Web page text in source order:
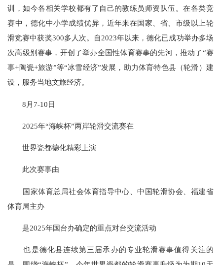
训，如今各相关学校都有了自己的教练员师资队伍。在各类竞
赛中，德化中小学成绩优异，近年来在国家、省、市级以上轮
滑竞赛中获奖300多人次。自2023年以来，德化已成功举办多场
次高级别赛事，开创了举办全国性体育赛事的先河，推动了“赛
事+陶瓷+旅游”等“冰雪经济”发展，助力体育特色县（轮滑）建
设，服务当地文旅经济。
8月7-10日
2025年“海峡杯”两岸轮滑交流赛在
世界瓷都德化精彩上演
此次赛事由
国家体育总局社会体育指导中心、中国轮滑协会、福建省
体育局主办
是2025年国台办确定的重点对台交流活动
也是德化县连续第三届承办的专业轮滑赛事值得关注的